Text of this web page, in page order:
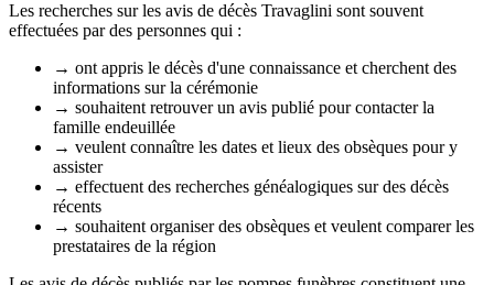
Les recherches sur les avis de décès Travaglini sont souvent
effectuées par des personnes qui :
→ ont appris le décès d'une connaissance et cherchent des
informations sur la cérémonie
→ souhaitent retrouver un avis publié pour contacter la
famille endeuillée
→ veulent connaître les dates et lieux des obsèques pour y
assister
→ effectuent des recherches généalogiques sur des décès
récents
→ souhaitent organiser des obsèques et veulent comparer les
prestataires de la région